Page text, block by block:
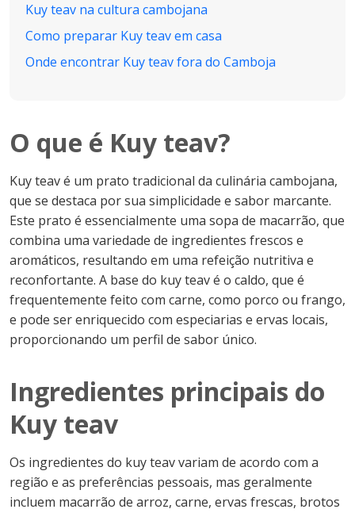
Kuy teav na cultura cambojana
Como preparar Kuy teav em casa
Onde encontrar Kuy teav fora do Camboja
O que é Kuy teav?
Kuy teav é um prato tradicional da culinária cambojana,
que se destaca por sua simplicidade e sabor marcante.
Este prato é essencialmente uma sopa de macarrão, que
combina uma variedade de ingredientes frescos e
aromáticos, resultando em uma refeição nutritiva e
reconfortante. A base do kuy teav é o caldo, que é
frequentemente feito com carne, como porco ou frango,
e pode ser enriquecido com especiarias e ervas locais,
proporcionando um perfil de sabor único.
Ingredientes principais do
Kuy teav
Os ingredientes do kuy teav variam de acordo com a
região e as preferências pessoais, mas geralmente
incluem macarrão de arroz, carne, ervas frescas, brotos